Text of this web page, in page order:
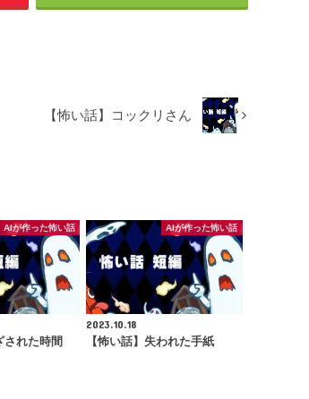
【怖い話】コックリさん
AIが作った怖い話
された時間
AIが作った怖い話
2023.10.18
【怖い話】失われた手紙